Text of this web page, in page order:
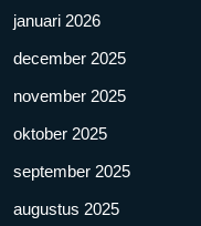
januari 2026
december 2025
november 2025
oktober 2025
september 2025
augustus 2025